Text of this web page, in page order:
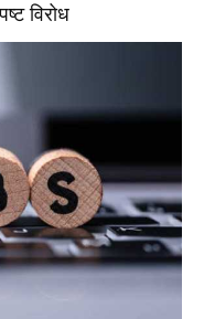
विरोध